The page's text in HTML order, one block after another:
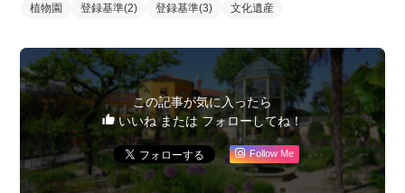
植物園 登録基準(2) 登録基準(3) 文化遺産
この記事が気に入ったら
いいね または フォローしてね！
Follow Me